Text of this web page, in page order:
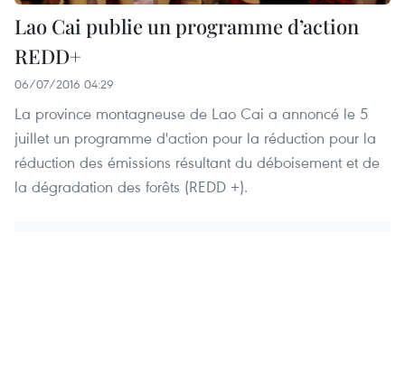
Lao Cai publie un programme d’action
REDD+
06/07/2016 04:29
La province montagneuse de Lao Cai a annoncé le 5
juillet un programme d'action pour la réduction pour la
réduction des émissions résultant du déboisement et de
la dégradation des forêts (REDD +).